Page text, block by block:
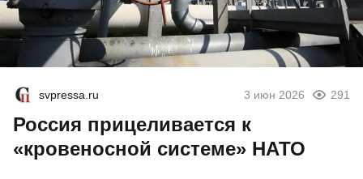
svpressa.ru 3 июн 2026 291
Россия прицеливается к
«кровеносной системе» НАТО